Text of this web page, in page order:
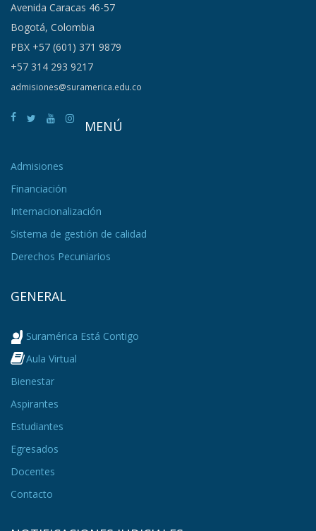
Avenida Caracas 46-57
Bogotá, Colombia
PBX +57 (601) 371 9879
+57 314 293 9217
admisiones@suramerica.edu.co
MENÚ
Admisiones
Financiación
Internacionalización
Sistema de gestión de calidad
Derechos Pecuniarios
GENERAL
Suramérica Está Contigo
Aula Virtual
Bienestar
Aspirantes
Estudiantes
Egresados
Docentes
Contacto